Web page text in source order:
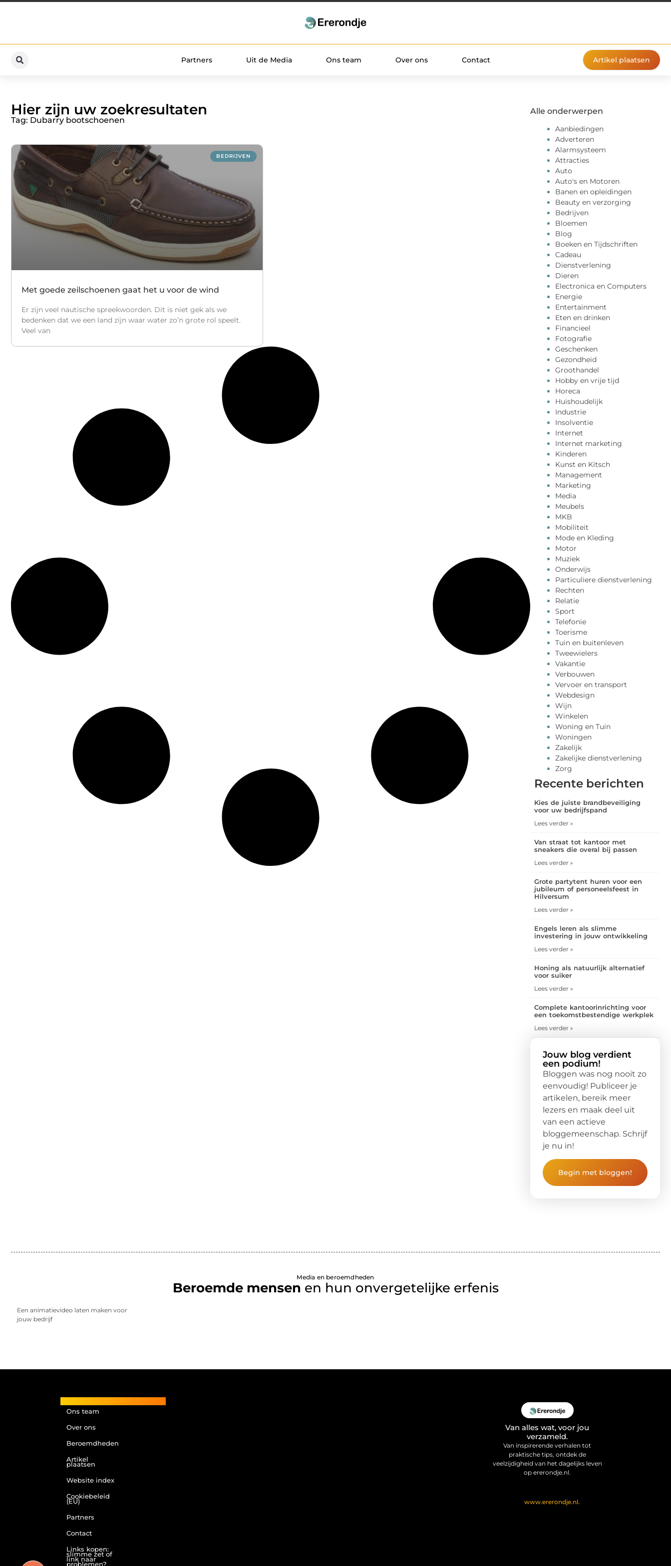
Partners Uit de Media Ons team Over ons Contact Artikel plaatsen
Hier zijn uw zoekresultaten
Tag: Dubarry bootschoenen
BEDRIJVEN
Met goede zeilschoenen gaat het u voor de wind
Er zijn veel nautische spreekwoorden. Dit is niet gek als we
bedenken dat we een land zijn waar water zo’n grote rol speelt.
Veel van
Alle onderwerpen
Aanbiedingen
Adverteren
Alarmsysteem
Attracties
Auto
Auto's en Motoren
Banen en opleidingen
Beauty en verzorging
Bedrijven
Bloemen
Blog
Boeken en Tijdschriften
Cadeau
Dienstverlening
Dieren
Electronica en Computers
Energie
Entertainment
Eten en drinken
Financieel
Fotografie
Geschenken
Gezondheid
Groothandel
Hobby en vrije tijd
Horeca
Huishoudelijk
Industrie
Insolventie
Internet
Internet marketing
Kinderen
Kunst en Kitsch
Management
Marketing
Media
Meubels
MKB
Mobiliteit
Mode en Kleding
Motor
Muziek
Onderwijs
Particuliere dienstverlening
Rechten
Relatie
Sport
Telefonie
Toerisme
Tuin en buitenleven
Tweewielers
Vakantie
Verbouwen
Vervoer en transport
Webdesign
Wijn
Winkelen
Woning en Tuin
Woningen
Zakelijk
Zakelijke dienstverlening
Zorg
Recente berichten
Kies de juiste brandbeveiliging
voor uw bedrijfspand
Lees verder »
Van straat tot kantoor met
sneakers die overal bij passen
Lees verder »
Grote partytent huren voor een
jubileum of personeelsfeest in
Hilversum
Lees verder »
Engels leren als slimme
investering in jouw ontwikkeling
Lees verder »
Honing als natuurlijk alternatief
voor suiker
Lees verder »
Complete kantoorinrichting voor
een toekomstbestendige werkplek
Lees verder »
Jouw blog verdient
een podium!
Bloggen was nog nooit zo
eenvoudig! Publiceer je
artikelen, bereik meer
lezers en maak deel uit
van een actieve
bloggemeenschap. Schrijf
je nu in!
Begin met bloggen!
Media en beroemdheden
Beroemde mensen en hun onvergetelijke erfenis
Een animatievideo laten maken voor
jouw bedrijf
Ons team
Over ons
Beroemdheden
Artikel
plaatsen
Website index
Cookiebeleid
(EU)
Partners
Contact
Links kopen:
slimme zet of
link naar
problemen?
Van alles wat, voor jou
verzameld.
Van inspirerende verhalen tot
praktische tips, ontdek de
veelzijdigheid van het dagelijks leven
op ererondje.nl.
www.ererondje.nl.